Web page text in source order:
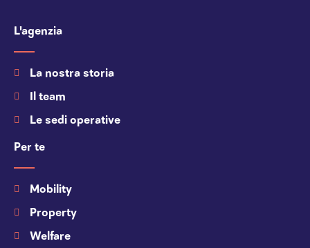
L'agenzia
La nostra storia
Il team
Le sedi operative
Per te
Mobility
Property
Welfare